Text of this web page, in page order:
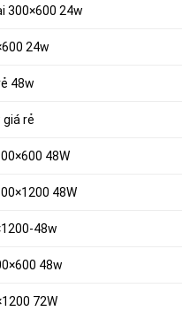
300×600 24w
24w
48w
giá rẻ
48W
48W
48w
48w
72W